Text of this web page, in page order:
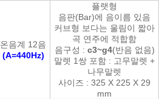
온음계 12음
(A=440Hz)
플랫형
음판(Bar)에 음이름 있음
커브형 보다는 울림이 짧아
곡 연주에 적합함
음구성 : c3~g4(반음 없음)
말렛 1쌍 포함 : 고무말렛 +
나무말렛
사이즈 : 325 X 225 X 29
mm